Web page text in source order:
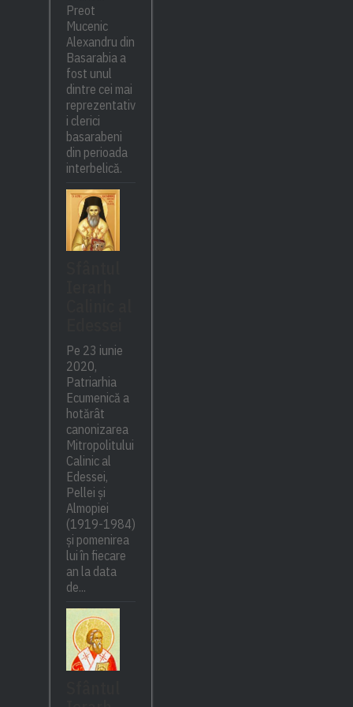
Preot
Mucenic
Alexandru din
Basarabia a
fost unul
dintre cei mai
reprezentativ
i clerici
basarabeni
din perioada
interbelică.
Pe 23 iunie
2020,
Patriarhia
Ecumenică a
hotărât
canonizarea
Mitropolitului
Calinic al
Edessei,
Pellei și
Almopiei
(1919-1984)
și pomenirea
lui în fiecare
an la data
de...